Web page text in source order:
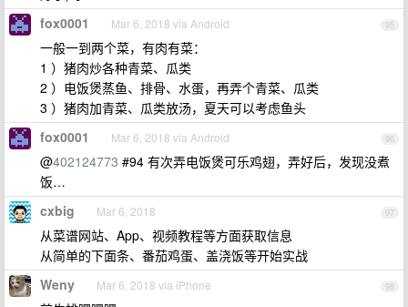
95
fox0001 Mar 6, 2018 via Android
一般一到两个菜，有肉有菜：
1 ）猪肉炒各种青菜、瓜类
2 ）电饭煲蒸鱼、排骨、水蛋，再弄个青菜、瓜类
3 ）猪肉加青菜、瓜类放汤，夏天可以考虑鱼头
96
fox0001 Mar 6, 2018 via Android
@402124773 #94 有次弄电饭煲可乐鸡翅，弄好后，发现没煮
饭…
97
cxbig Mar 6, 2018
从菜谱网站、App、视频教程等方面获取信息
从简单的下面条、番茄鸡蛋、盖浇饭等开始实战
98
Weny Mar 6, 2018 via iPhone